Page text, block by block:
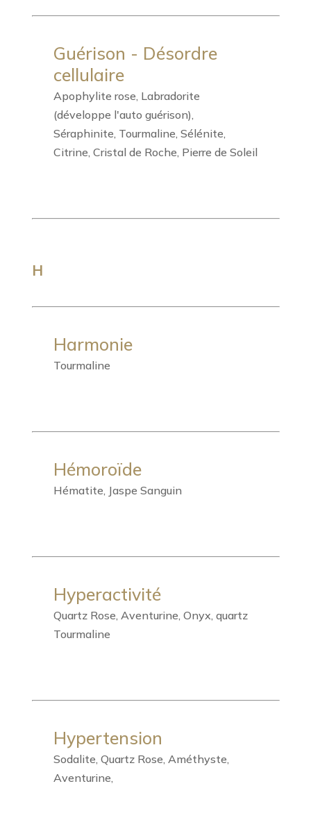
Guérison - Désordre
cellulaire
Apophylite rose, Labradorite
(développe l'auto guérison),
Séraphinite, Tourmaline, Sélénite,
Citrine, Cristal de Roche, Pierre de Soleil
H
Harmonie
Tourmaline
Hémoroïde
Hématite, Jaspe Sanguin
Hyperactivité
Quartz Rose, Aventurine, Onyx, quartz
Tourmaline
Hypertension
Sodalite, Quartz Rose, Améthyste,
Aventurine,